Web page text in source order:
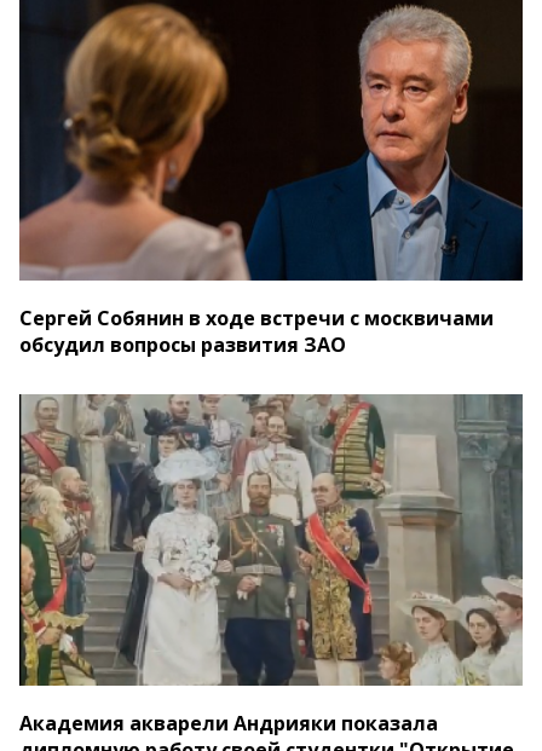
Сергей Собянин в ходе встречи с москвичами
обсудил вопросы развития ЗАО
Академия акварели Андрияки показала